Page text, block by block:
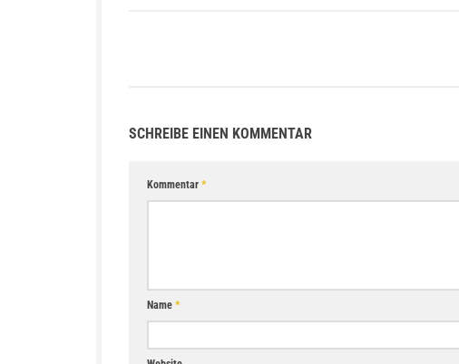
SCHREIBE EINEN KOMMENTAR
Kommentar *
Name *